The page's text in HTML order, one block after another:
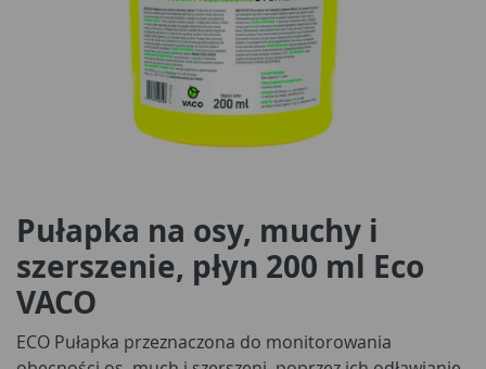
Pułapka na osy, muchy i
szerszenie, płyn 200 ml Eco
VACO
ECO Pułapka przeznaczona do monitorowania